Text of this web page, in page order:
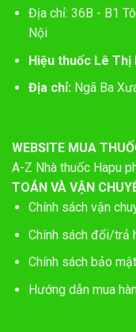
Địa chỉ: 36B - B1
Nội
Hiệu thuốc Lê Thị
Địa chỉ: Ngã Ba
WEBSITE MUA
A-Z Nhà thuốc Hapu
TOÁN VÀ VẬN
Chính sách vận
Chính sách đổi/trả
Chính sách bảo
Hướng dẫn mua